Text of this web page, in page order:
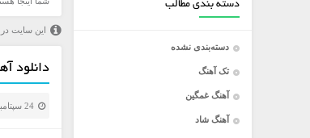
دسته بندی مطالب
دسته‌بندی نشده
تک آهنگ
آهنگ غمگین
آهنگ شاد
این سایت
دانلود
24 سپتامبر 2017